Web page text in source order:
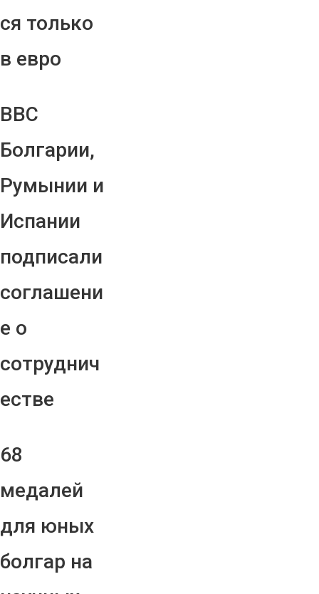
ся только
в евро
ВВС
Болгарии,
Румынии и
Испании
подписали
соглашени
е о
сотруднич
естве
68
медалей
для юных
болгар на